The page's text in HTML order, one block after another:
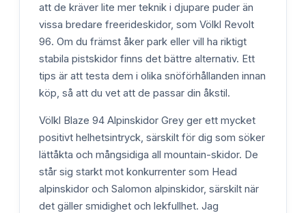
att de kräver lite mer teknik i djupare puder än
vissa bredare freerideskidor, som Völkl Revolt
96. Om du främst åker park eller vill ha riktigt
stabila pistskidor finns det bättre alternativ. Ett
tips är att testa dem i olika snöförhållanden innan
köp, så att du vet att de passar din åkstil.
Völkl Blaze 94 Alpinskidor Grey ger ett mycket
positivt helhetsintryck, särskilt för dig som söker
lättåkta och mångsidiga all mountain-skidor. De
står sig starkt mot konkurrenter som Head
alpinskidor och Salomon alpinskidor, särskilt när
det gäller smidighet och lekfullhet. Jag